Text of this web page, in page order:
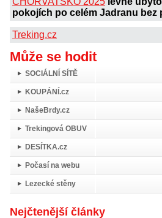
pokojích po celém Jadranu bez
Treking.cz
Může se hodit
SOCIÁLNÍ SÍTĚ
KOUPÁNÍ.cz
NašeBrdy.cz
Trekingová OBUV
DESÍTKA.cz
Počasí na webu
Lezecké stěny
Nejčtenější články